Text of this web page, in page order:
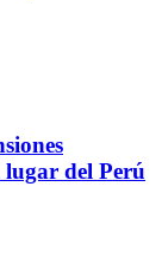
lugar del Perú